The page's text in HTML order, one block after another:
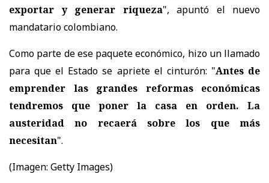
exportar y generar riqueza", apuntó el nuevo
mandatario colombiano.
Como parte de ese paquete económico, hizo un llamado
para que el Estado se apriete el cinturón: "Antes de
emprender las grandes reformas económicas
tendremos que poner la casa en orden. La
austeridad no recaerá sobre los que más
necesitan".
(Imagen: Getty Images)